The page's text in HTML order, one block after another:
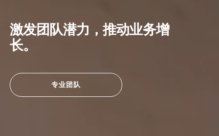
激发团队潜力，推动业务增
长。
专业团队